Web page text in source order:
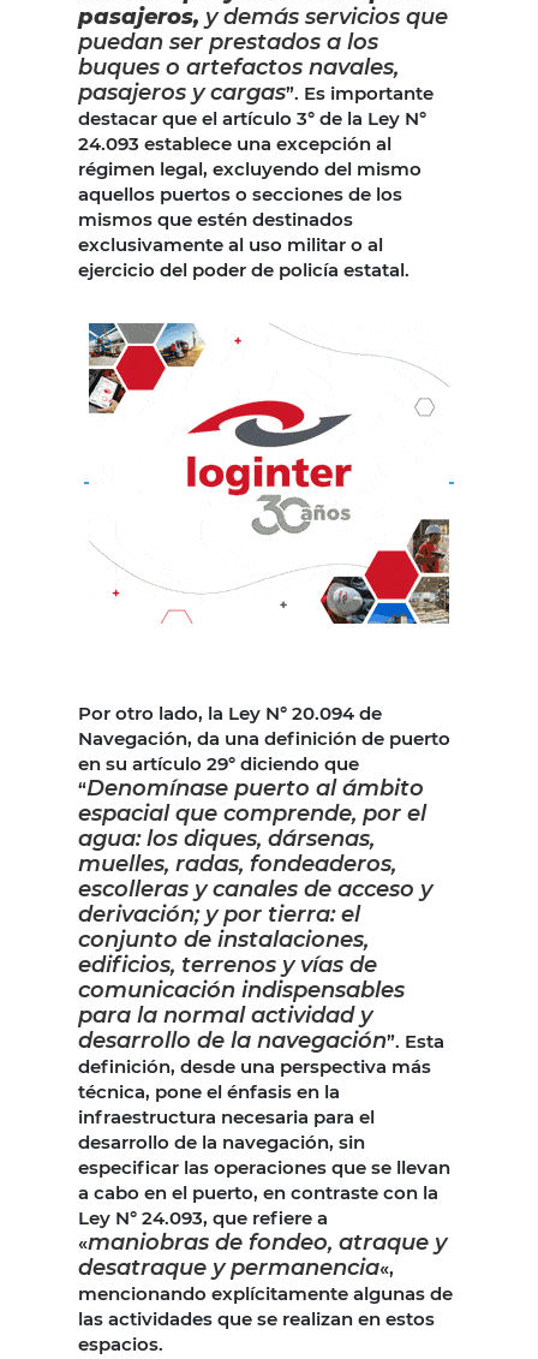
pasajeros, y demás servicios que
puedan ser prestados a los
buques o artefactos navales,
pasajeros y cargas”. Es importante
destacar que el artículo 3° de la Ley N°
24.093 establece una excepción al
régimen legal, excluyendo del mismo
aquellos puertos o secciones de los
mismos que estén destinados
exclusivamente al uso militar o al
ejercicio del poder de policía estatal.
Por otro lado, la Ley N° 20.094 de
Navegación, da una definición de puerto
en su artículo 29° diciendo que
“Denomínase puerto al ámbito
espacial que comprende, por el
agua: los diques, dársenas,
muelles, radas, fondeaderos,
escolleras y canales de acceso y
derivación; y por tierra: el
conjunto de instalaciones,
edificios, terrenos y vías de
comunicación indispensables
para la normal actividad y
desarrollo de la navegación”. Esta
definición, desde una perspectiva más
técnica, pone el énfasis en la
infraestructura necesaria para el
desarrollo de la navegación, sin
especificar las operaciones que se llevan
a cabo en el puerto, en contraste con la
Ley N° 24.093, que refiere a
«maniobras de fondeo, atraque y
desatraque y permanencia«,
mencionando explícitamente algunas de
las actividades que se realizan en estos
espacios.